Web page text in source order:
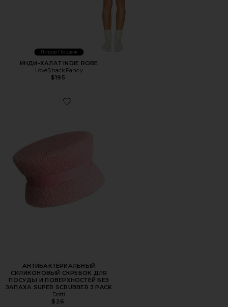
Лидер Продаж
ИНДИ-ХАЛАТ INDIE ROBE
LoveShackFancy
$195
Favorite АНТИБАКТЕРИАЛЬНЫЙ СИЛИКОНОВЫЙ
АНТИБАКТЕРИАЛЬНЫЙ
СИЛИКОНОВЫЙ СКРЕБОК ДЛЯ
ПОСУДЫ И ПОВЕРХНОСТЕЙ БЕЗ
ЗАПАХА SUPER SCRUBBER 3 PACK
Dotti
$26